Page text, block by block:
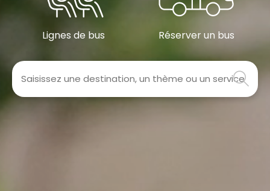
Lignes de bus Réserver un bus